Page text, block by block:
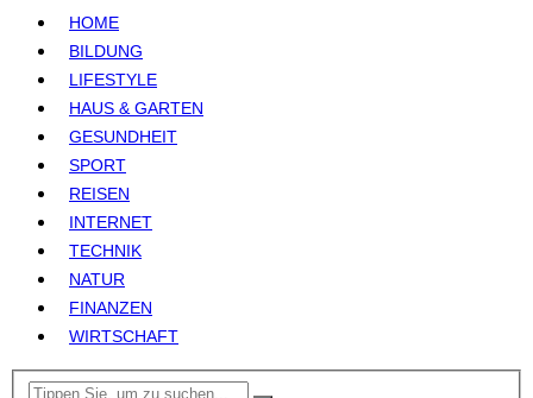
HOME
BILDUNG
LIFESTYLE
HAUS & GARTEN
GESUNDHEIT
SPORT
REISEN
INTERNET
TECHNIK
NATUR
FINANZEN
WIRTSCHAFT